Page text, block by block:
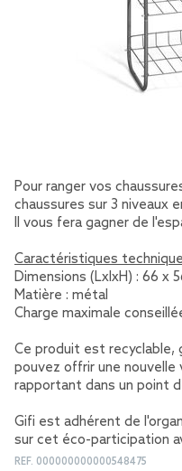
Pour ranger vos
chaussures sur 3 niveaux
Il vous fera gagner de
Caractéristiques
Dimensions (LxlxH) : 66 x
Matière : métal
Charge maximale
Ce produit est recyclable,
pouvez offrir une nouvelle
rapportant dans un point
Gifi est adhérent de
sur cet éco-participation
REF. 000000000000548475